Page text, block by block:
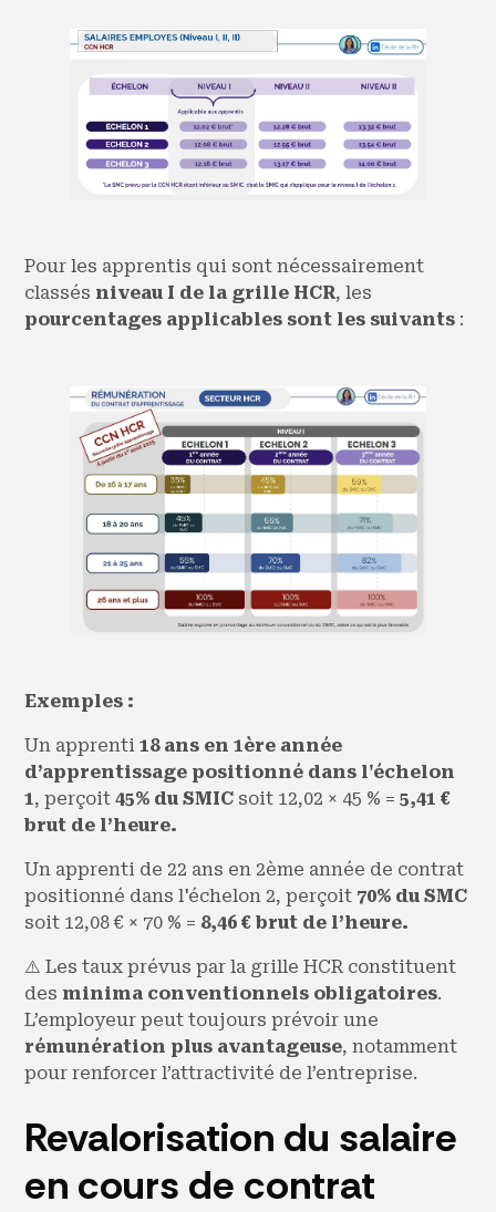
Pour les apprentis qui sont nécessairement
classés niveau I de la grille HCR, les
pourcentages applicables sont les suivants :
Exemples :
Un apprenti18 ans en 1ère année
d’apprentissage positionné dans l'échelon
1, perçoit45% du SMIC soit 12,02 × 45 % =5,41 €
brut de l’heure.
Un apprenti de 22 ans en 2ème année de contrat
positionné dans l'échelon 2, perçoit 70% du SMC
soit 12,08 € × 70 % = 8,46 € brut de l’heure.
⚠️ Les taux prévus par la grille HCR constituent
des minima conventionnels obligatoires.
L’employeur peut toujours prévoir une
rémunération plus avantageuse, notamment
pour renforcer l’attractivité de l’entreprise.
Revalorisation du salaire
en cours de contrat